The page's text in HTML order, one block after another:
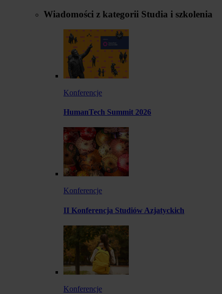
Wiadomości z kategorii Studia i szkolenia
Konferencje
HumanTech Summit 2026
Konferencje
II Konferencja Studiów Azjatyckich
Konferencje